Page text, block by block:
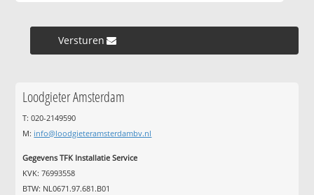
Versturen »
Loodgieter Amsterdam
T: 020-2149590
M: info@loodgieteramsterdambv.nl
Gegevens TFK Installatie Service
KVK: 76993558
BTW: NL0671.97.681.B01